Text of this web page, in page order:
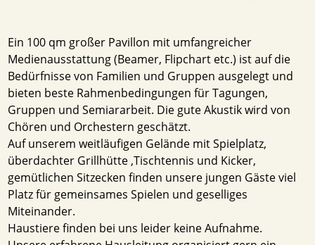
Ein 100 qm großer Pavillon mit umfangreicher
Medienausstattung (Beamer, Flipchart etc.) ist auf die
Bedürfnisse von Familien und Gruppen ausgelegt und
bieten beste Rahmenbedingungen für Tagungen,
Gruppen und Semiararbeit. Die gute Akustik wird von
Chören und Orchestern geschätzt.
Auf unserem weitläufigen Gelände mit Spielplatz,
überdachter Grillhütte ,Tischtennis und Kicker,
gemütlichen Sitzecken finden unsere jungen Gäste viel
Platz für gemeinsames Spielen und geselliges
Miteinander.
Haustiere finden bei uns leider keine Aufnahme.